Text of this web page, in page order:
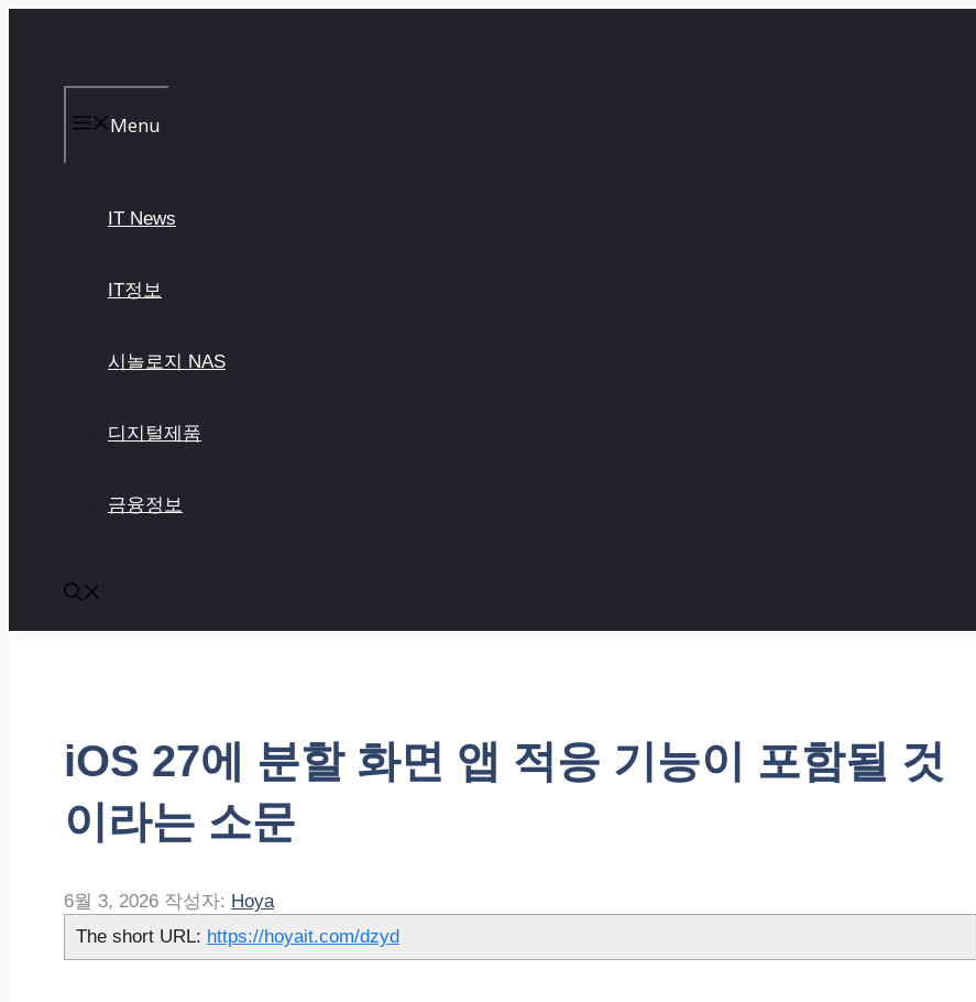
Menu
IT News
IT정보
시놀로지 NAS
디지털제품
금융정보
iOS 27에 분할 화면 앱 적응 기능이 포함될 것
이라는 소문
6월 3, 2026 작성자: Hoya
The short URL: https://hoyait.com/dzyd